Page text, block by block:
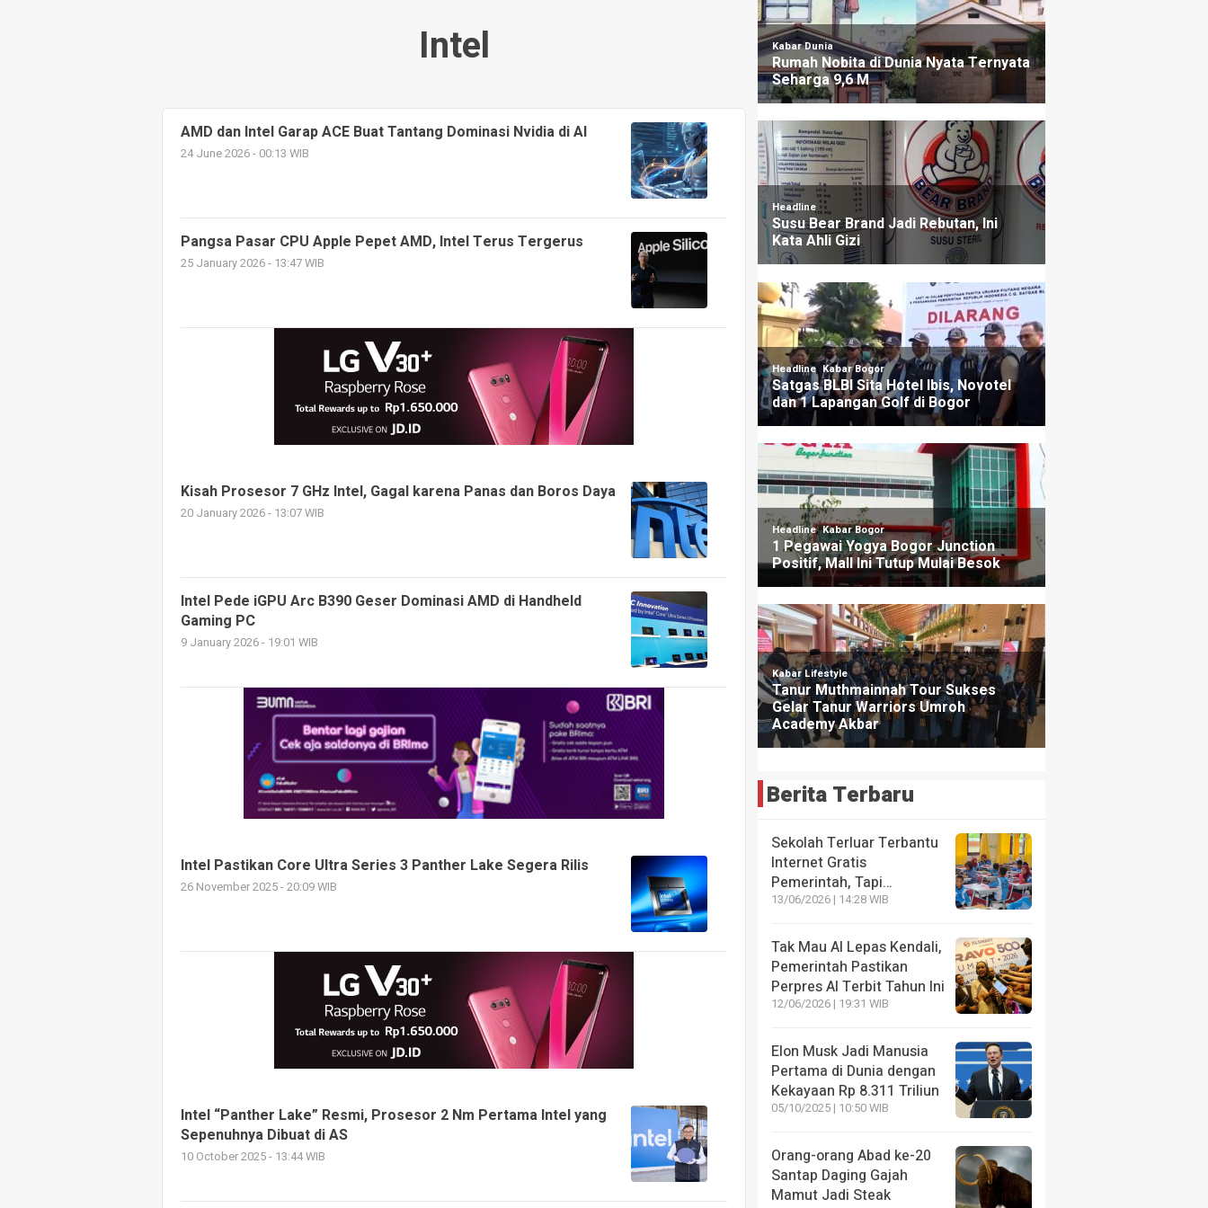
Intel
AMD dan Intel Garap ACE Buat Tantang Dominasi Nvidia di AI
24 June 2026 - 00:13 WIB
Pangsa Pasar CPU Apple Pepet AMD, Intel Terus Tergerus
25 January 2026 - 13:47 WIB
Kisah Prosesor 7 GHz Intel, Gagal karena Panas dan Boros Daya
20 January 2026 - 13:07 WIB
Intel Pede iGPU Arc B390 Geser Dominasi AMD di Handheld
Gaming PC
9 January 2026 - 19:01 WIB
Intel Pastikan Core Ultra Series 3 Panther Lake Segera Rilis
26 November 2025 - 20:09 WIB
Intel “Panther Lake” Resmi, Prosesor 2 Nm Pertama Intel yang
Sepenuhnya Dibuat di AS
10 October 2025 - 13:44 WIB
Berita Terbaru
Sekolah Terluar Terbantu
Internet Gratis
Pemerintah, Tapi…
13/06/2026 | 14:28 WIB
Tak Mau AI Lepas Kendali,
Pemerintah Pastikan
Perpres AI Terbit Tahun Ini
12/06/2026 | 19:31 WIB
Elon Musk Jadi Manusia
Pertama di Dunia dengan
Kekayaan Rp 8.311 Triliun
05/10/2025 | 10:50 WIB
Orang-orang Abad ke-20
Santap Daging Gajah
Mamut Jadi Steak